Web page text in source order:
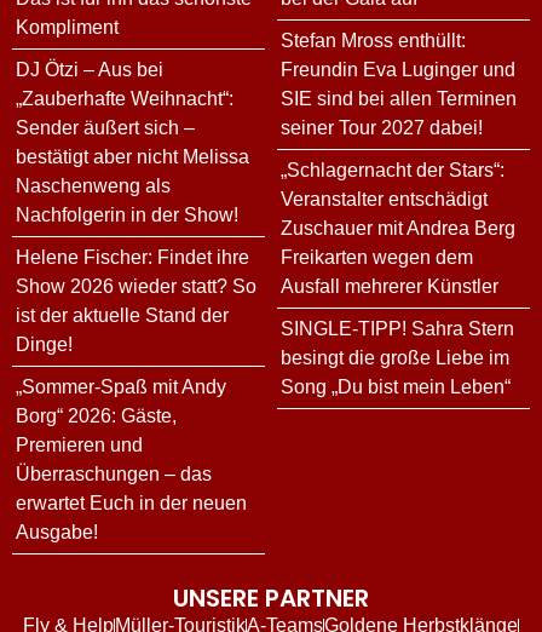
Kompliment
DJ Ötzi – Aus bei
„Zauberhafte Weihnacht“:
Sender äußert sich –
bestätigt aber nicht Melissa
Naschenweng als
Nachfolgerin in der Show!
Helene Fischer: Findet ihre
Show 2026 wieder statt? So
ist der aktuelle Stand der
Dinge!
„Sommer-Spaß mit Andy
Borg“ 2026: Gäste,
Premieren und
Überraschungen – das
erwartet Euch in der neuen
Ausgabe!
Stefan Mross enthüllt:
Freundin Eva Luginger und
SIE sind bei allen Terminen
seiner Tour 2027 dabei!
„Schlagernacht der Stars“:
Veranstalter entschädigt
Zuschauer mit Andrea Berg
Freikarten wegen dem
Ausfall mehrerer Künstler
SINGLE-TIPP! Sahra Stern
besingt die große Liebe im
Song „Du bist mein Leben“
UNSERE PARTNER
Fly & HelpMüller-TouristikA-TeamsGoldene Herbstklänge